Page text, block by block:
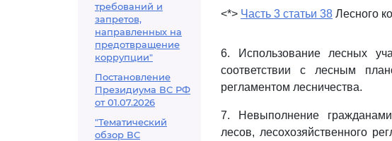
требований и
запретов,
направленных на
предотвращение
коррупции"
Постановление
Президиума ВС РФ
от 01.07.2026
"Тематический
обзор ВС
<*> Часть 3 статьи 38 Лесного
6. Использование лесных
соответствии с лесным
регламентом лесничества.
7. Невыполнение
лесов, лесохозяйственного